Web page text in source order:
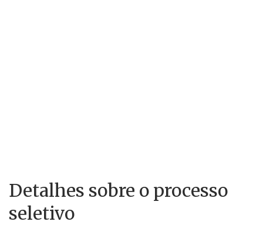
Detalhes sobre o processo
seletivo